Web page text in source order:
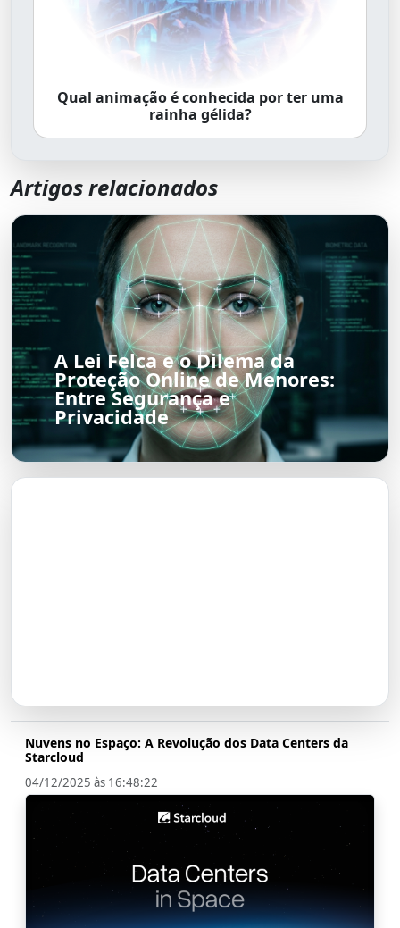
Qual animação é conhecida por ter uma
rainha gélida?
Artigos relacionados
A Lei Felca e o Dilema da
Proteção Online de Menores:
Entre Segurança e
Privacidade
Nuvens no Espaço: A Revolução dos Data Centers da
Starcloud
04/12/2025 às 16:48:22